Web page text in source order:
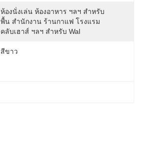
ห้องนั่งเล่น ห้องอาหาร ฯลฯ สำหรับ
พื้น สำนักงาน ร้านกาแฟ โรงแรม
คลับเฮาส์ ฯลฯ สำหรับ Wal
สีขาว